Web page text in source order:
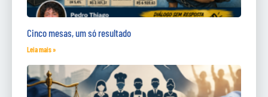
Cinco mesas, um só resultado
Leia mais »